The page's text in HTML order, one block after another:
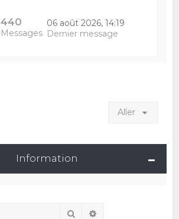
440
Messages
06 août 2026, 14:19
Dernier message
Aller
Information
Rechercher